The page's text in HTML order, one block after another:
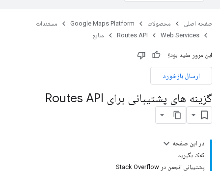
صفحه اصلی محصولات Google Maps Platform
مستندات
Web Services
Routes API منابع
این مرور مفید بود؟
ارسال بازخورد
گزینه های پشتیبانی برای Routes API
در این صفحه
کمک بگیرید
پشتیبانی انجمن در Stack Overflow